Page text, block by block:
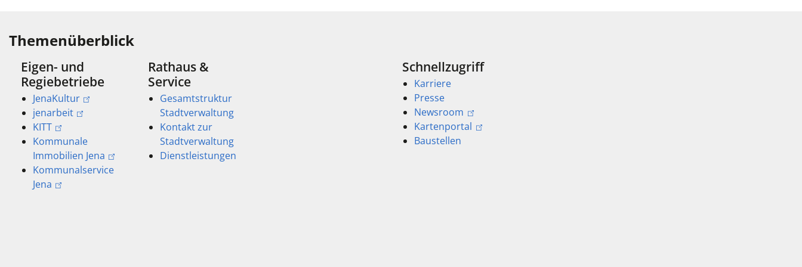
Themenüberblick
Eigen- und
Regiebetriebe
JenaKultur
jenarbeit
KITT
Kommunale
Immobilien Jena
Kommunalservice
Jena
Rathaus &
Service
Gesamtstruktur
Stadtverwaltung
Kontakt zur
Stadtverwaltung
Dienstleistungen
Schnellzugriff
Karriere
Presse
Newsroom
Kartenportal
Baustellen